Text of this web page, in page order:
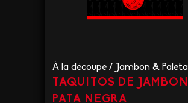
À la découpe / Jambon & Paleta
TAQUITOS DE JAMBON
PATA NEGRA